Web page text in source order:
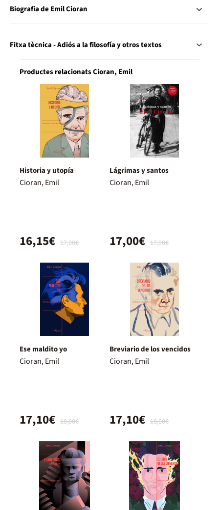
Biografia de Emil Cioran
Fitxa tècnica - Adiós a la filosofía y otros textos
Productes relacionats Cioran, Emil
Historia y utopía
Cioran, Emil
17,00€
16,15€
Lágrimas y santos
Cioran, Emil
17,90€
17,00€
Ese maldito yo
Cioran, Emil
18,00€
17,10€
Breviario de los vencidos
Cioran, Emil
18,00€
17,10€